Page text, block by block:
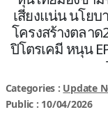
เสียงแน่น นโยบ
โครงสร้างตลาด
ปิโตรเคมี หนุน
Categories : Update
Public : 10/04/2026